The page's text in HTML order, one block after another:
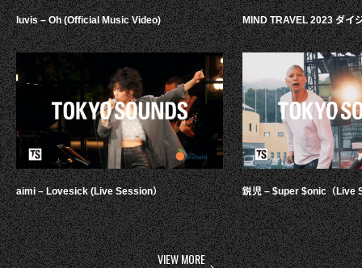
luvis – Oh (Official Music Video)
aimi – Lovesick (Live Session）
MIND TRAVEL 2023 ダイ
鋭児 – $uper $onic（Live
VIEW MORE